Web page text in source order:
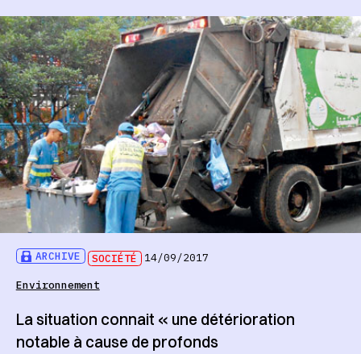
ARCHIVE SOCIÉTÉ
14/09/2017
Environnement
La situation connait « une détérioration
notable à cause de profonds